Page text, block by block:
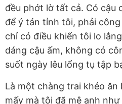
đều phớt lờ tất cả. Có cậu
để ý tán tỉnh tôi, phải
chỉ có điều khiến tôi lo
dáng cậu ấm, không có
suốt ngày lêu lổng tụ tập
Là một chàng trai khéo ăn
mấy mà tôi đã mê anh